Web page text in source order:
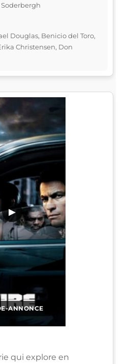
Douglas, Benicio del Toro,
Christensen, Don
ANNONCE
▶
qui explore en